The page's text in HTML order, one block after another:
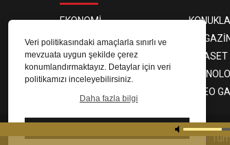
Veri politikasındaki amaçlarla sınırlı ve
mevzuata uygun şekilde çerez
konumlandırmaktayız. Detaylar için veri
politikamızı inceleyebilirsiniz.
Daha fazla bilgi
EKONOMİ
PROGRAMCILAR
MAGAZİN
SAĞLIK
SİYASET
SPOR
VIDEO
© 2023Gaziantep Radyo Zeugma.